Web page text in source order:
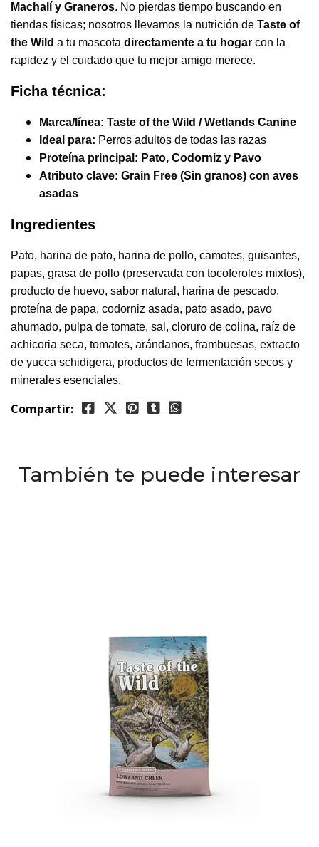
Machalí y Graneros. No pierdas tiempo buscando en
tiendas físicas; nosotros llevamos la nutrición de Taste of
the Wild a tu mascota directamente a tu hogar con la
rapidez y el cuidado que tu mejor amigo merece.
Ficha técnica:
Marca/línea: Taste of the Wild / Wetlands Canine
Ideal para: Perros adultos de todas las razas
Proteína principal: Pato, Codorniz y Pavo
Atributo clave: Grain Free (Sin granos) con aves
asadas
Ingredientes
Pato, harina de pato, harina de pollo, camotes, guisantes,
papas, grasa de pollo (preservada con tocoferoles mixtos),
producto de huevo, sabor natural, harina de pescado,
proteína de papa, codorniz asada, pato asado, pavo
ahumado, pulpa de tomate, sal, cloruro de colina, raíz de
achicoria seca, tomates, arándanos, frambuesas, extracto
de yucca schidigera, productos de fermentación secos y
minerales esenciales.
Compartir:
También te puede interesar